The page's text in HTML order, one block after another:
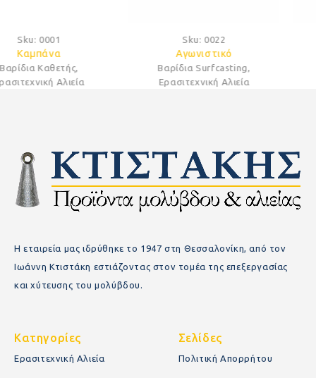
Sku:
Αγωνιστικό
Βαρίδια Surfcasting
Ερασιτεχνική Αλιεία
Sku:
Σφαιρικά
Βαρίδια Καθετής
Ερασιτεχνική Αλιεία
Η εταιρεία μας ιδρύθηκε το 1947 στη Θεσσαλονίκη, από τον
Ιωάννη Κτιστάκη εστιάζοντας στον τομέα της επεξεργασίας
και χύτευσης του μολύβδου.
Κατηγορίες
Ερασιτεχνική Αλιεία
Σελίδες
Πολιτική Απορρήτου